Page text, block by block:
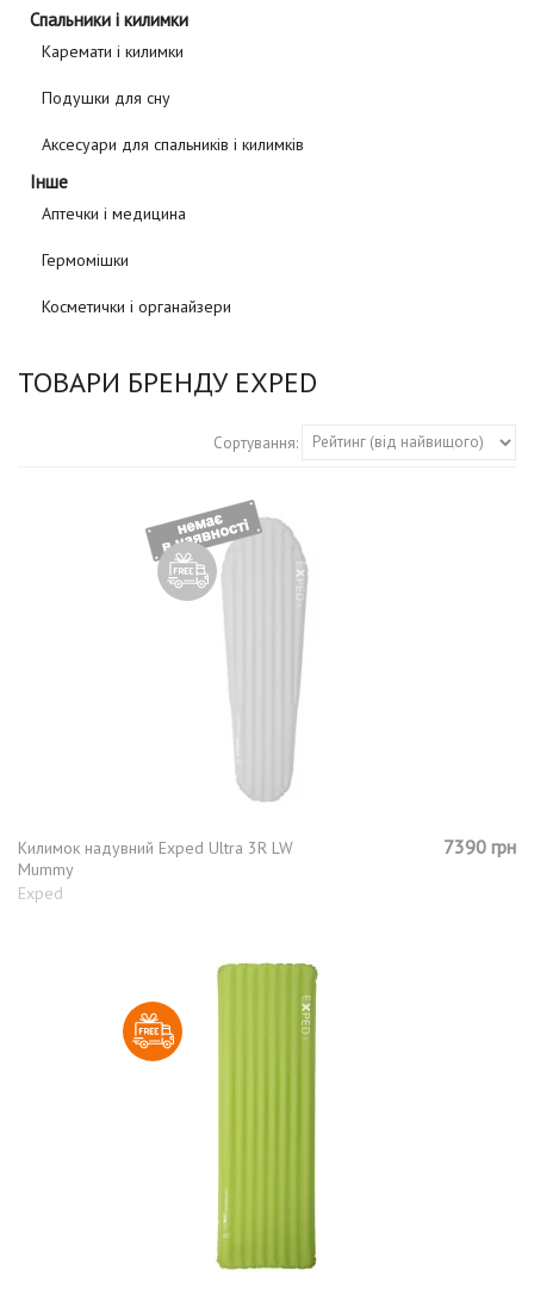
Спальники і килимки
Каремати і килимки
Подушки для сну
Аксесуари для спальників і килимків
Інше
Аптечки і медицина
Гермомішки
Косметички і органайзери
ТОВАРИ БРЕНДУ EXPED
Сортування:
Килимок надувний Exped Ultra 3R LW
Mummy
Exped
7390 грн